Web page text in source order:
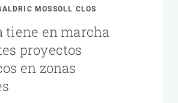
MOSSOLL CLOS
tiene en marcha
proyectos
en zonas